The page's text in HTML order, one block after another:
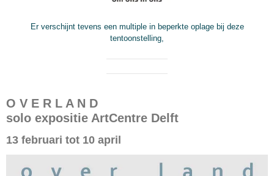
Er verschijnt tevens een multiple in beperkte oplage bij deze
tentoonstelling,
O V E R L A N D
solo expositie ArtCentre Delft
13 februari tot 10 april